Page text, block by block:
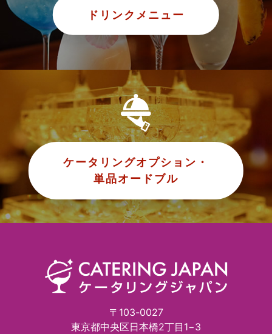
ドリンクメニュー
ケータリングオプション・
単品オードブル
〒103-0027
東京都中央区日本橋2丁目1−3